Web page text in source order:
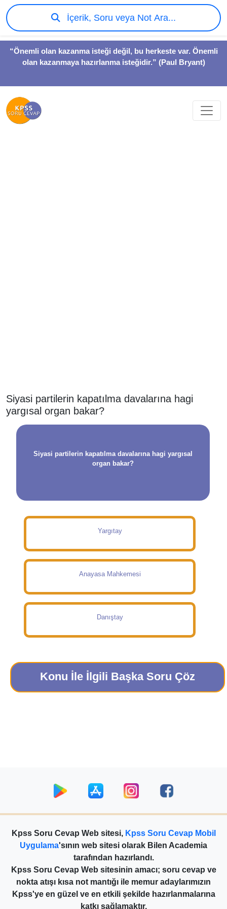
“Önemli olan kazanma isteği değil, bu herkeste var. Önemli
olan kazanmaya hazırlanma isteğidir.” (Paul Bryant)
İçerik, Soru veya Not Ara...
Siyasi partilerin kapatılma davalarına hagi
yargısal organ bakar?
Siyasi partilerin kapatılma davalarına hagi yargısal
organ bakar?
Yargıtay
Anayasa Mahkemesi
Danıştay
Konu İle İlgili Başka Soru Çöz
Kpss Soru Cevap Web sitesi, Kpss Soru Cevap Mobil
Uygulama'sının web sitesi olarak Bilen Academia
tarafından hazırlandı.
Kpss Soru Cevap Web sitesinin amacı; soru cevap ve
nokta atışı kısa not mantığı ile memur adaylarımızın
Kpss'ye en güzel ve en etkili şekilde hazırlanmalarına
katkı sağlamaktır.